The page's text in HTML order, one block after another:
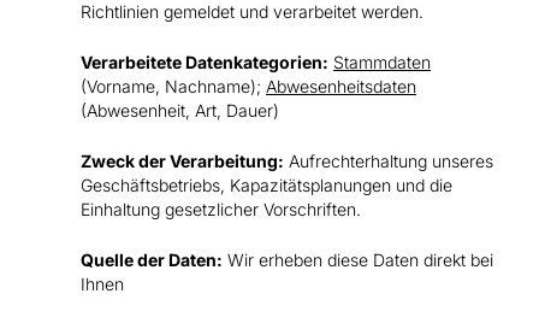
Richtlinien gemeldet und verarbeitet werden.
Verarbeitete Datenkategorien: Stammdaten
(Vorname, Nachname); Abwesenheitsdaten
(Abwesenheit, Art, Dauer)
Zweck der Verarbeitung: Aufrechterhaltung unseres
Geschäftsbetriebs, Kapazitätsplanungen und die
Einhaltung gesetzlicher Vorschriften.
Quelle der Daten: Wir erheben diese Daten direkt bei
Ihnen